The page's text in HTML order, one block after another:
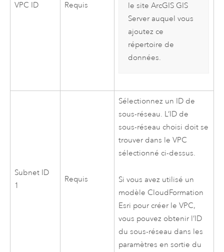
VPC ID Requis le site ArcGIS GIS
Serverauquel vous
ajoutez ce
répertoire de
données.
Subnet ID
1
Requis
Sélectionnez un ID de
sous-réseau. L’ID de
sous-réseau choisi doit se
trouver dans leVPC
sélectionné ci-dessus.
Si vous avez utilisé un
modèle CloudFormation
Esri pour créer leVPC,
vous pouvez obtenir l’ID
du sous-réseau dans les
paramètres en sortie du